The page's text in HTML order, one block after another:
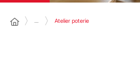
… Atelier poterie